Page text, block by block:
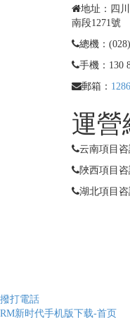
地址：四
南段1271號
總機：
手機：130
郵箱：
運
云南項目咨
陜西項目咨
湖北項目咨
撥打電話
RM新时代手机版下载-首页